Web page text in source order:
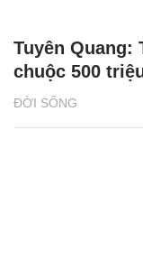
ĐỜI SỐNG
Tuyên Quang:
chuộc 500